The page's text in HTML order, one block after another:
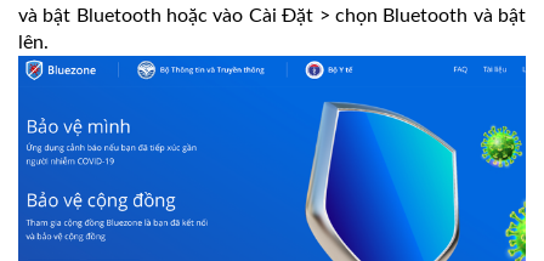
và bật Bluetooth hoặc vào Cài Đặt > chọn Bluetooth và bật
lên.